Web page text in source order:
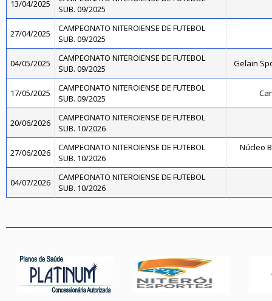
13/04/2025
SUB. 09/2025
27/04/2025
CAMPEONATO NITEROIENSE DE FUTEBOL
SUB. 09/2025
04/05/2025
CAMPEONATO NITEROIENSE DE FUTEBOL
SUB. 09/2025
Gelain
17/05/2025
CAMPEONATO NITEROIENSE DE FUTEBOL
SUB. 09/2025
20/06/2026
CAMPEONATO NITEROIENSE DE FUTEBOL
SUB. 10/2026
27/06/2026
CAMPEONATO NITEROIENSE DE FUTEBOL
SUB. 10/2026
Núcleo
04/07/2026
CAMPEONATO NITEROIENSE DE FUTEBOL
SUB. 10/2026